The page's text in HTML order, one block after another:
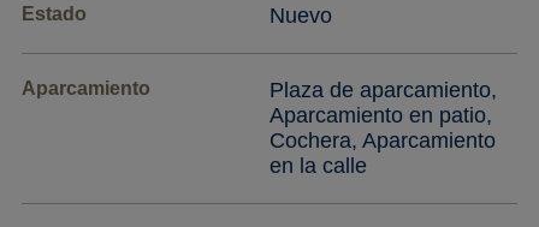
Estado Nuevo
Aparcamiento
Plaza de aparcamiento,
Aparcamiento en patio,
Cochera, Aparcamiento
en la calle